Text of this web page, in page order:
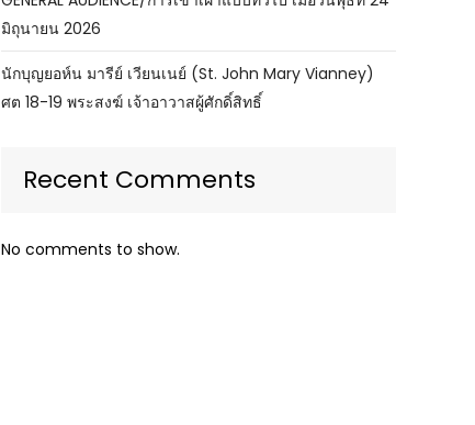
มิถุนายน 2026
นักบุญยอห์น มารีย์ เวียนเนย์ (St. John Mary Vianney)
ศต 18-19 พระสงฆ์ เจ้าอาวาสผู้ศักดิ์สิทธิ์
Recent Comments
No comments to show.